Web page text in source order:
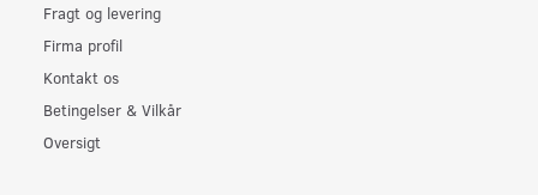
Fragt og levering
Firma profil
Kontakt os
Betingelser & Vilkår
Oversigt